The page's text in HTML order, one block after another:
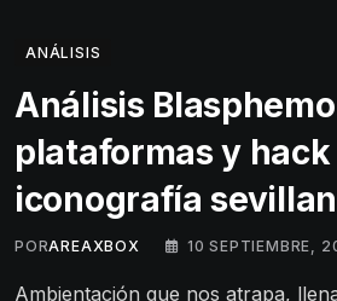
ANÁLISIS
Análisis
plataformas y hack
iconografía
PORAREAXBOX 10 SEPTIEMBRE,
Ambientación que nos atrapa,